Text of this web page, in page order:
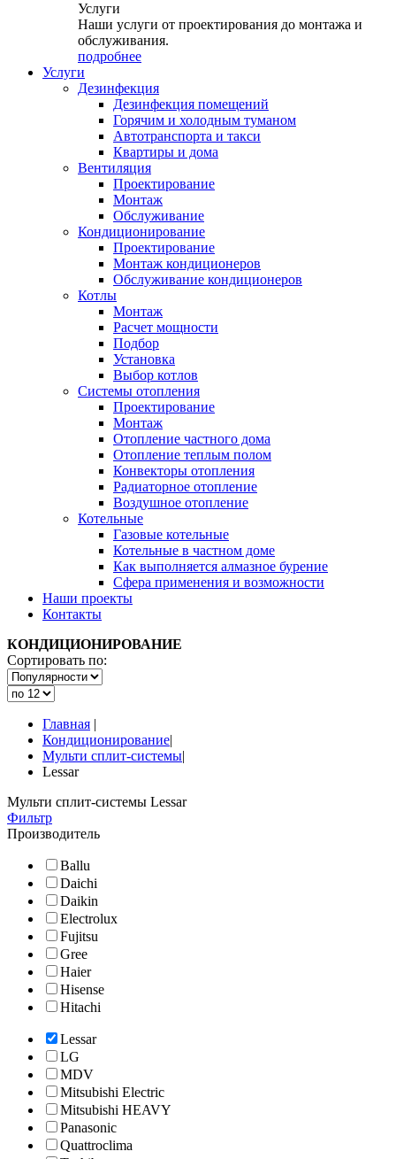
Услуги
Наши услуги от проектирования до монтажа и
обслуживания.
подробнее
Услуги
Дезинфекция
Дезинфекция помещений
Горячим и холодным туманом
Автотранспорта и такси
Квартиры и дома
Вентиляция
Проектирование
Монтаж
Обслуживание
Кондиционирование
Проектирование
Монтаж кондиционеров
Обслуживание кондиционеров
Котлы
Монтаж
Расчет мощности
Подбор
Установка
Выбор котлов
Системы отопления
Проектирование
Монтаж
Отопление частного дома
Отопление теплым полом
Конвекторы отопления
Радиаторное отопление
Воздушное отопление
Котельные
Газовые котельные
Котельные в частном доме
Как выполняется алмазное бурение
Сфера применения и возможности
Наши проекты
Контакты
КОНДИЦИОНИРОВАНИЕ
Сортировать по:
Главная |
Кондиционирование|
Мульти сплит-системы|
Lessar
Мульти сплит-системы Lessar
Фильтр
Производитель
Ballu
Daichi
Daikin
Electrolux
Fujitsu
Gree
Haier
Hisense
Hitachi
Lessar
LG
MDV
Mitsubishi Electric
Mitsubishi HEAVY
Panasonic
Quattroclima